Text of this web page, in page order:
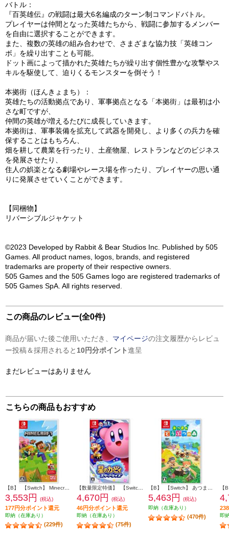
バトル：
『百英雄伝』の戦闘は最大6名編成のターン制コマンドバトル。
プレイヤーは仲間となった英雄たちから、戦闘に参加するメンバー
を自由に選択することができます。
また、複数の英雄の組み合わせで、さまざまな協力技「英雄コン
ボ」を繰り出すことも可能。
ドット画によって描かれた英雄たちが繰り出す個性豊かな攻撃やス
キルを駆使して、迫りくるモンスターを倒そう！
本拠街（ほんきょまち）：
英雄たちの活動拠点であり、軍事拠点となる「本拠街」は最初は小
さな町ですが、
仲間の英雄が増えるたびに成長していきます。
本拠街は、軍事装備を拡充して武器を開発し、より多くの兵力を確
保することはもちろん、
畑を耕して農業を行ったり、土産物屋、レストランなどのビジネス
を発展させたり、
住人の娯楽となる劇場やレース場を作ったり、プレイヤーの思い通
りに発展させていくことができます。
【同梱物】
リバーシブルジャケット
©2023 Developed by Rabbit & Bear Studios Inc. Published by 505
Games. All product names, logos, brands, and registered
trademarks are property of their respective owners.
505 Games and the 505 Games logo are registered trademarks of
505 Games SpA. All rights reserved.
この商品のレビュー(全0件)
商品が届いた後ご使用いただき、 マイページの注文履歴からレビュ
ー投稿＆採用されると 10円分ポイント進呈
まだレビューはありません
こちらの商品もおすすめ
【B】 【Switch】 Minecraft（マインクラフト）
3,553円 (税込)
177円分ポイント還元
即納（在庫あり）
(229件)
4,670円 (税込)
46円分ポイント還元
即納（在庫あり）
(75件)
5,463円
(税込)
即納（在庫あり）
(470件) 即